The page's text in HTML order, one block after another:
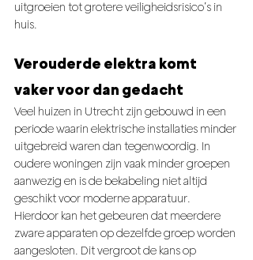
uitgroeien tot grotere veiligheidsrisico’s in
huis.
Verouderde elektra komt
vaker voor dan gedacht
Veel huizen in Utrecht zijn gebouwd in een
periode waarin elektrische installaties minder
uitgebreid waren dan tegenwoordig. In
oudere woningen zijn vaak minder groepen
aanwezig en is de bekabeling niet altijd
geschikt voor moderne apparatuur.
Hierdoor kan het gebeuren dat meerdere
zware apparaten op dezelfde groep worden
aangesloten. Dit vergroot de kans op